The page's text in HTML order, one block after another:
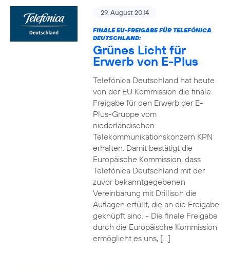
29. August 2014
FINALE EU-FREIGABE FÜR TELEFÓNICA
DEUTSCHLAND:
Grünes Licht für
Erwerb von E-Plus
Telefónica Deutschland hat heute
von der EU Kommission die finale
Freigabe für den Erwerb der E-
Plus-Gruppe vom
niederländischen
Telekommunikationskonzern KPN
erhalten. Damit bestätigt die
Europäische Kommission, dass
Telefónica Deutschland mit der
zuvor bekanntgegebenen
Vereinbarung mit Drillisch die
Auflagen erfüllt, die an die Freigabe
geknüpft sind. - Die finale Freigabe
durch die Europäische Kommission
ermöglicht es uns, […]